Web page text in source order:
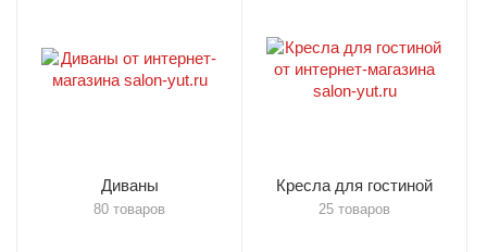
Диваны
80 товаров
Кресла для гостиной
25 товаров